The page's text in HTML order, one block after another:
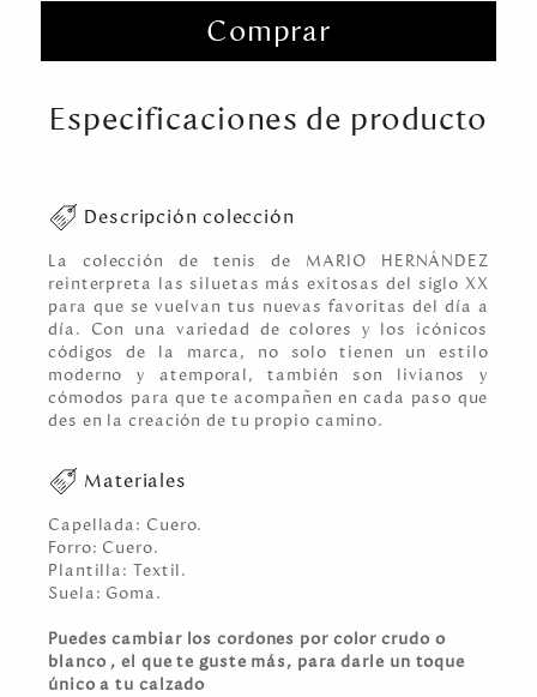
Comprar
Especificaciones de producto
Descripción colección
La colección de tenis de MARIO HERNÁNDEZ
reinterpreta las siluetas más exitosas del siglo XX
para que se vuelvan tus nuevas favoritas del día a
día. Con una variedad de colores y los icónicos
códigos de la marca, no solo tienen un estilo
moderno y atemporal, también son livianos y
cómodos para que te acompañen en cada paso que
des en la creación de tu propio camino.
Materiales
Capellada: Cuero.
Forro: Cuero.
Plantilla: Textil.
Suela: Goma.
Puedes cambiar los cordones por color crudo o
blanco , el que te guste más, para darle un toque
único a tu calzado